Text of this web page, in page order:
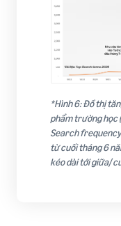
*Hình 6: Đồ thị
phẩm trường học
Search
từ cuối tháng 6
kéo dài tới giữa/